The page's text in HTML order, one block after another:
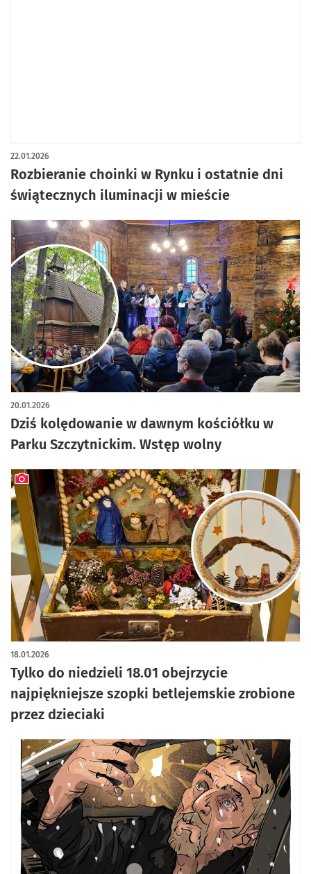
Rozbieranie choinki w Rynku i ostatnie dni
świątecznych iluminacji w mieście
22.01.2026
artykuł z galerią zdjęć
Dziś kolędowanie w dawnym kościółku w
Parku Szczytnickim. Wstęp wolny
20.01.2026
Tylko do niedzieli 18.01 obejrzycie
najpiękniejsze szopki betlejemskie zrobione
przez dzieciaki
18.01.2026
artykuł z galerią zdjęć